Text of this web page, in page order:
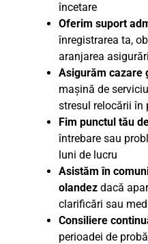
încetare
Oferim suport
înregistrarea ta,
aranjarea
Asigurăm cazare
mașină de
stresul relocării în
Fim punctul tău
întrebare sau
luni de lucru
Asistăm în
olandez dacă
clarificări sau
Consiliere
perioadei de